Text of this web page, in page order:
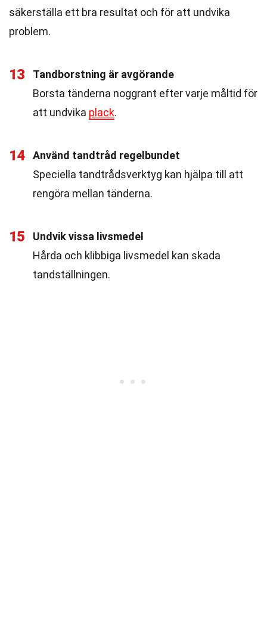
säkerställa ett bra resultat och för att undvika
problem.
13
Tandborstning är avgörande
Borsta tänderna noggrant efter varje måltid för
att undvika plack.
14
Använd tandtråd regelbundet
Speciella tandtrådsverktyg kan hjälpa till att
rengöra mellan tänderna.
15
Undvik vissa livsmedel
Hårda och klibbiga livsmedel kan skada
tandställningen.